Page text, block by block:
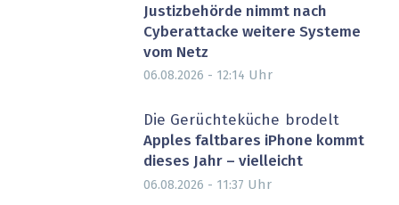
Justizbehörde nimmt nach
Cyberattacke weitere Systeme
vom Netz
06.08.2026 - 12:14 Uhr
Die Gerüchteküche brodelt
Apples faltbares iPhone kommt
dieses Jahr – vielleicht
06.08.2026 - 11:37 Uhr